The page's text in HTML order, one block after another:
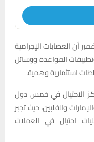
الشركة الصادر في 21 نوفمبر أن العصابات الإجرامية
المواعدة ووسائل
استثمارية وهمية.
الاحتيال في خمس دول
والفلبين، حيث تجبر
احتيال في العملات